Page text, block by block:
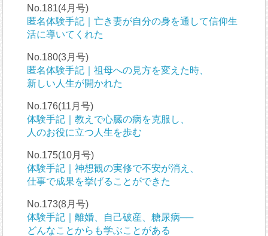
No.181(4月号)
匿名体験手記｜亡き妻が自分の身を通して信仰生
活に導いてくれた
No.180(3月号)
匿名体験手記｜祖母への見方を変えた時、
新しい人生が開かれた
No.176(11月号)
体験手記｜教えで心臓の病を克服し、
人のお役に立つ人生を歩む
No.175(10月号)
体験手記｜神想観の実修で不安が消え、
仕事で成果を挙げることができた
No.173(8月号)
体験手記｜離婚、自己破産、糖尿病──
どんなことからも学ぶことがある